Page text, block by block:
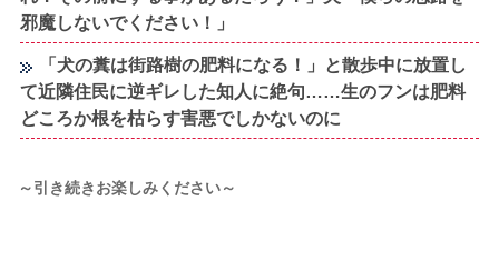
邪魔しないでください！」
「犬の糞は街路樹の肥料になる！」と散歩中に放置し
て近隣住民に逆ギレした知人に絶句……生のフンは肥料
どころか根を枯らす害悪でしかないのに
～引き続きお楽しみください～